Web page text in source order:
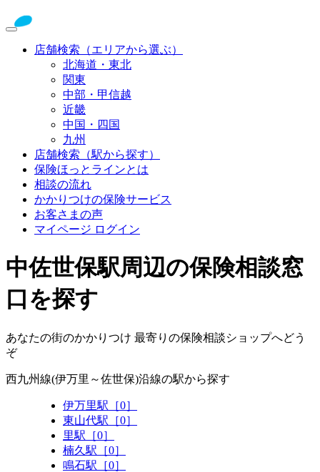
店舗検索（エリアから選ぶ）
北海道・東北
関東
中部・甲信越
近畿
中国・四国
九州
店舗検索（駅から探す）
保険ほっとラインとは
相談の流れ
かかりつけの保険サービス
お客さまの声
マイページ ログイン
中佐世保駅周辺の保険相談窓
口を探す
あなたの街のかかりつけ 最寄りの保険相談ショップへどう
ぞ
西九州線(伊万里～佐世保)沿線の駅から探す
伊万里駅［0］
東山代駅［0］
里駅［0］
楠久駅［0］
鳴石駅［0］